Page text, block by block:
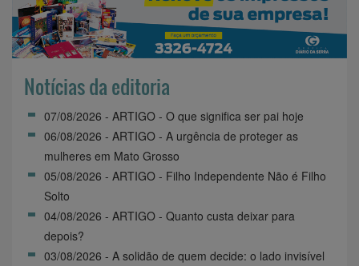
Notícias da editoria
07/08/2026 - ARTIGO - O que significa ser pai hoje
06/08/2026 - ARTIGO - A urgência de proteger as
mulheres em Mato Grosso
05/08/2026 - ARTIGO - Filho Independente Não é Filho
Solto
04/08/2026 - ARTIGO - Quanto custa deixar para
depois?
03/08/2026 - A solidão de quem decide: o lado invisível